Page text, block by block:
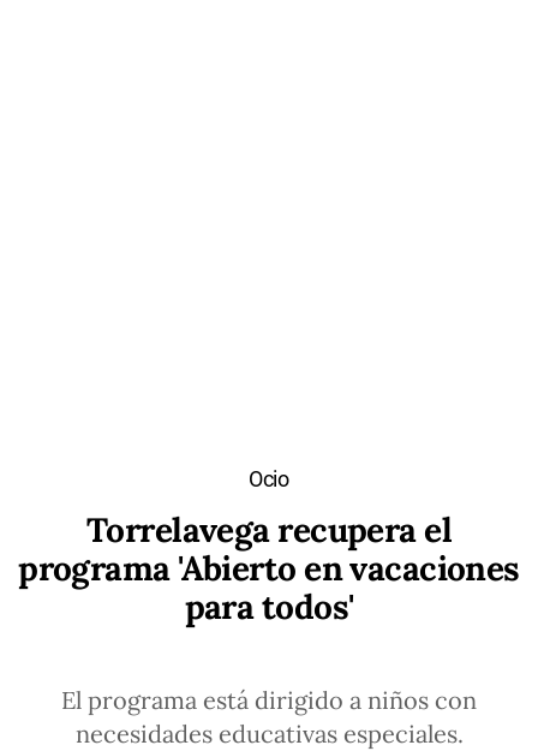
Ocio
Torrelavega recupera el
programa 'Abierto en vacaciones
para todos'
El programa está dirigido a niños con
necesidades educativas especiales.